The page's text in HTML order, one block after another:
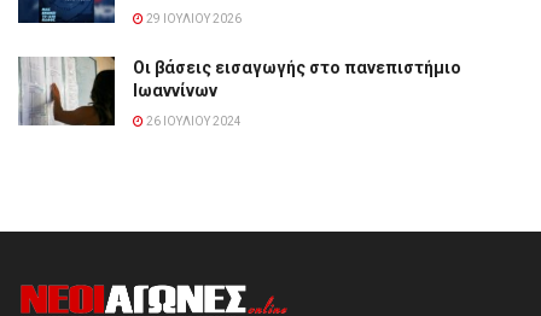
29 ΙΟΥΛΊΟΥ 2026
Οι βάσεις εισαγωγής στο πανεπιστήμιο
Ιωαννίνων
26 ΙΟΥΛΊΟΥ 2024